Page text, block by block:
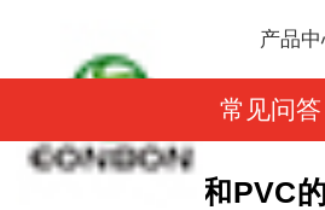
产品
常见问答
防滑胶带PET和PVC